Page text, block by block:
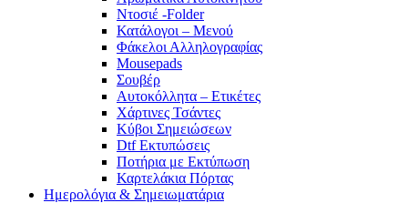
Ντοσιέ -Folder
Κατάλογοι – Μενού
Φάκελοι Αλληλογραφίας
Mousepads
Σουβέρ
Αυτοκόλλητα – Ετικέτες
Χάρτινες Τσάντες
Κύβοι Σημειώσεων
Dtf Εκτυπώσεις
Ποτήρια με Εκτύπωση
Καρτελάκια Πόρτας
Ημερολόγια & Σημειωματάρια